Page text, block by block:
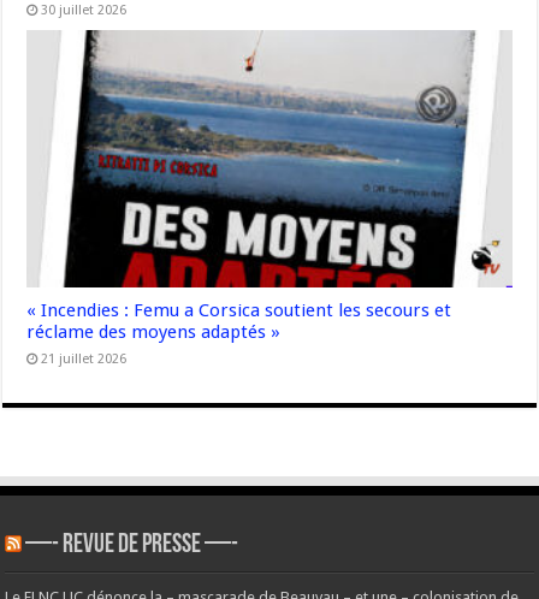
30 juillet 2026
« Incendies : Femu a Corsica soutient les secours et
réclame des moyens adaptés »
21 juillet 2026
—- REVUE DE PRESSE —-